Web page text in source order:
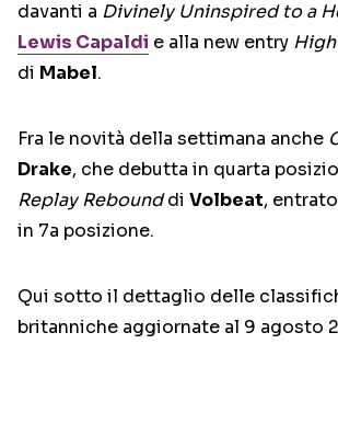
davanti a Divinely Uninspired to a
Lewis Capaldi e alla new entry
di Mabel.
Fra le novità della settimana anche
Drake, che debutta in quarta
Replay Rebounddi Volbeat,
in 7a posizione.
Qui sotto il dettaglio delle
britanniche aggiornate al 9 agosto